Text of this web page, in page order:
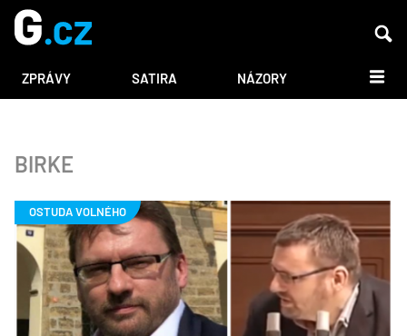
ZPRÁVY SATIRA NÁZORY DALŠÍ
BIRKE